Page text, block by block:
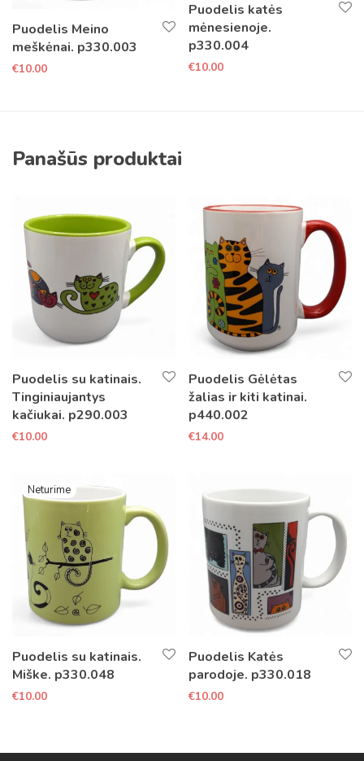
Puodelis Meino
meškėnai. p330.003
€10.00
Puodelis katės
mėnesienoje.
p330.004
€10.00
Panašūs produktai
Puodelis su katinais.
Tinginiaujantys
kačiukai. p290.003
€10.00
Puodelis Gėlėtas
žalias ir kiti katinai.
p440.002
€14.00
Puodelis su katinais.
Miške. p330.048
€10.00
Puodelis Katės
parodoje. p330.018
€10.00